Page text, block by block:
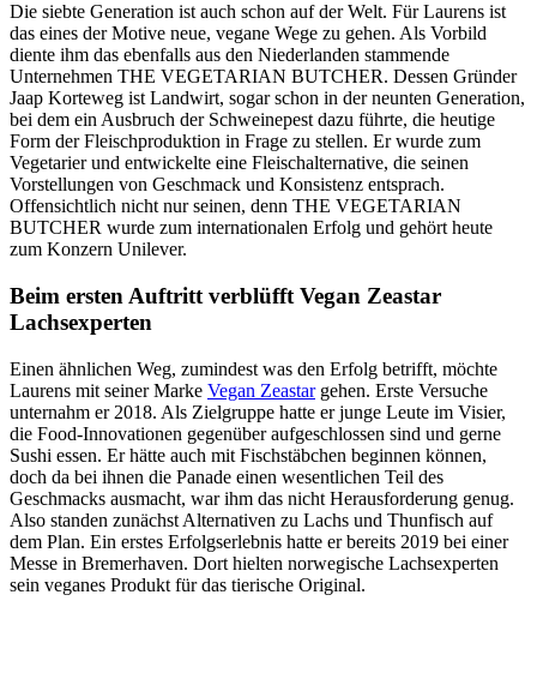
Die siebte Generation ist auch schon auf der Welt. Für Laurens ist
das eines der Motive neue, vegane Wege zu gehen. Als Vorbild
diente ihm das ebenfalls aus den Niederlanden stammende
Unternehmen THE VEGETARIAN BUTCHER. Dessen Gründer
Jaap Korteweg ist Landwirt, sogar schon in der neunten Generation,
bei dem ein Ausbruch der Schweinepest dazu führte, die heutige
Form der Fleischproduktion in Frage zu stellen. Er wurde zum
Vegetarier und entwickelte eine Fleischalternative, die seinen
Vorstellungen von Geschmack und Konsistenz entsprach.
Offensichtlich nicht nur seinen, denn THE VEGETARIAN
BUTCHER wurde zum internationalen Erfolg und gehört heute
zum Konzern Unilever.
Beim ersten Auftritt verblüfft Vegan Zeastar
Lachsexperten
Einen ähnlichen Weg, zumindest was den Erfolg betrifft, möchte
Laurens mit seiner Marke Vegan Zeastargehen. Erste Versuche
unternahm er 2018. Als Zielgruppe hatte er junge Leute im Visier,
die Food-Innovationen gegenüber aufgeschlossen sind und gerne
Sushi essen. Er hätte auch mit Fischstäbchen beginnen können,
doch da bei ihnen die Panade einen wesentlichen Teil des
Geschmacks ausmacht, war ihm das nicht Herausforderung genug.
Also standen zunächst Alternativen zu Lachs und Thunfisch auf
dem Plan. Ein erstes Erfolgserlebnis hatte er bereits 2019 bei einer
Messe in Bremerhaven. Dort hielten norwegische Lachsexperten
sein veganes Produkt für das tierische Original.